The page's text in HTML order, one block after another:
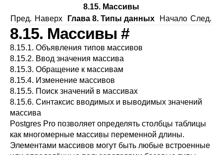
8.15. Массивы
Пред. Наверх Глава 8. Типы данных Начало След.
8.15. Массивы #
8.15.1. Объявления типов массивов
8.15.2. Ввод значения массива
8.15.3. Обращение к массивам
8.15.4. Изменение массивов
8.15.5. Поиск значений в массивах
8.15.6. Синтаксис вводимых и выводимых значений
массива
Postgres Pro позволяет определять столбцы таблицы
как многомерные массивы переменной длины.
Элементами массивов могут быть любые встроенные